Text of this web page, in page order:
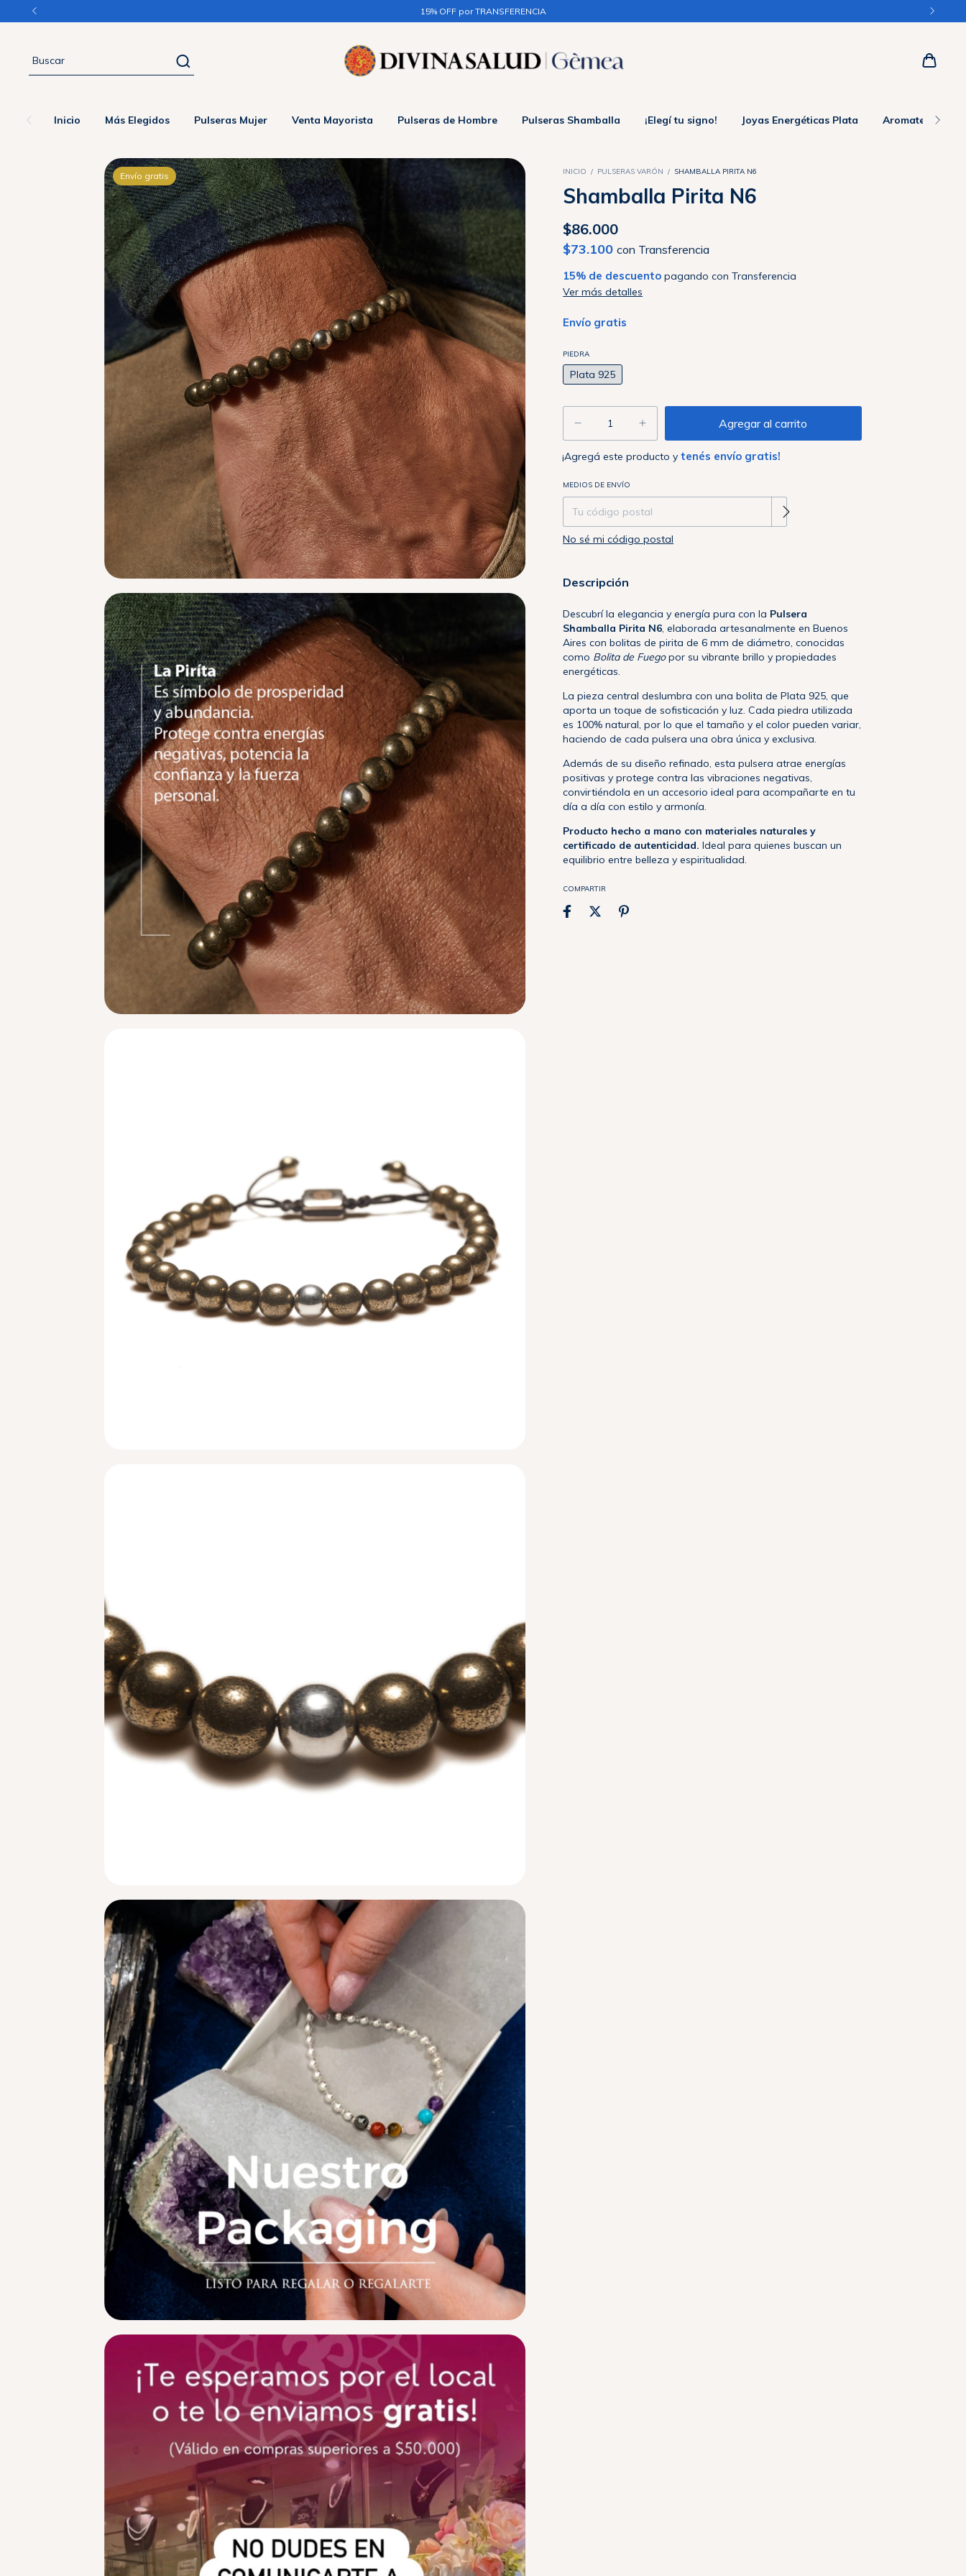
3 CUOTAS sin interés en + $50.000 / 6 CUOTAS sin interés en +$150.000
Inicio Más Elegidos Pulseras Mujer Venta Mayorista Pulseras de Hombre Pulseras Shamballa ¡Elegí tu signo! Joyas Energéticas Plata Aromaterapia
Envío gratis INICIO / PULSERAS VARÓN / SHAMBALLA PIRITA N6
Shamballa Pirita N6
$86.000
$73.100con Transferencia
15% de descuento pagando con Transferencia
Ver más detalles
Envío gratis
PIEDRA
Plata 925
¡Agregá este producto ytenés envío gratis!
Entregas para el CP:
MEDIOS DE ENVÍO
No sé mi código postal
Descripción
Descubrí la elegancia y energía pura con la Pulsera
Shamballa Pirita N6, elaborada artesanalmente en Buenos
Aires con bolitas de pirita de 6 mm de diámetro, conocidas
como Bolita de Fuegopor su vibrante brillo y propiedades
energéticas.
La pieza central deslumbra con una bolita de Plata 925, que
aporta un toque de sofisticación y luz. Cada piedra utilizada
es 100% natural, por lo que el tamaño y el color pueden variar,
haciendo de cada pulsera una obra única y exclusiva.
Además de su diseño refinado, esta pulsera atrae energías
positivas y protege contra las vibraciones negativas,
convirtiéndola en un accesorio ideal para acompañarte en tu
día a día con estilo y armonía.
Producto hecho a mano con materiales naturales y
certificado de autenticidad. Ideal para quienes buscan un
equilibrio entre belleza y espiritualidad.
COMPARTIR